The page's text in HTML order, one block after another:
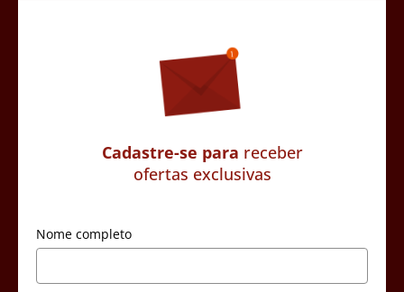
Cadastre-se para receber
ofertas exclusivas
Nome completo